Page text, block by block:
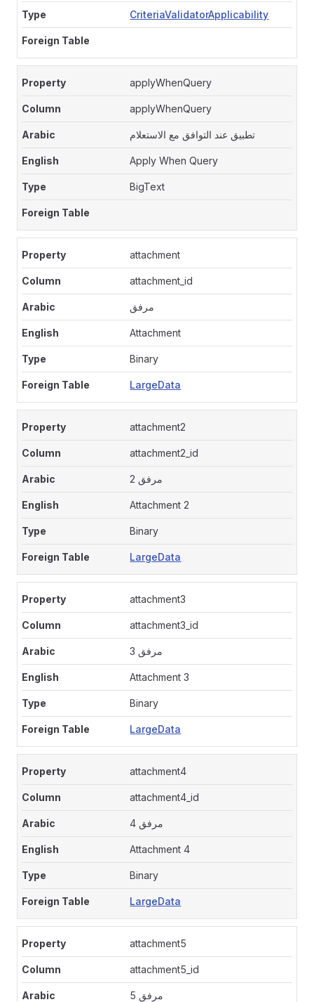
CriteriaValidatorApplicability
applyWhenQuery
applyWhenQuery
تطبيق عند التوافق مع الاستعلام
Apply When Query
BigText
attachment
attachment_id
مرفق
Attachment
Binary
LargeData
attachment2
attachment2_id
مرفق 2
Attachment 2
Binary
LargeData
attachment3
attachment3_id
مرفق 3
Attachment 3
Binary
LargeData
attachment4
attachment4_id
مرفق 4
Attachment 4
Binary
LargeData
attachment5
attachment5_id
مرفق 5